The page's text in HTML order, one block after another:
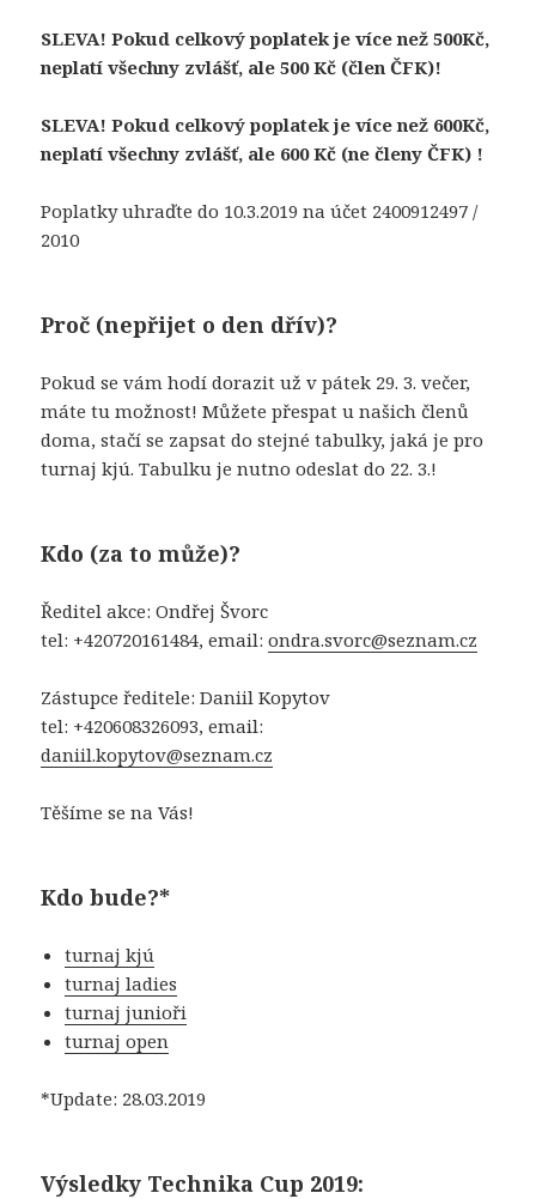
SLEVA! Pokud celkový poplatek je více než 500Kč,
neplatí všechny zvlášť, ale 500 Kč (člen ČFK)!
SLEVA! Pokud celkový poplatek je více než 600Kč,
neplatí všechny zvlášť, ale 600 Kč (ne členy ČFK) !
Poplatky uhraďte do 10.3.2019 na účet 2400912497 /
2010
Proč (nepřijet o den dřív)?
Pokud se vám hodí dorazit už v pátek 29. 3. večer,
máte tu možnost! Můžete přespat u našich členů
doma, stačí se zapsat do stejné tabulky, jaká je pro
turnaj kjú. Tabulku je nutno odeslat do 22. 3.!
Kdo (za to může)?
Ředitel akce: Ondřej Švorc
tel: +420720161484, email:ondra.svorc@seznam.cz
Zástupce ředitele: Daniil Kopytov
tel: +420608326093, email:
daniil.kopytov@seznam.cz
Těšíme se na Vás!
Kdo bude?*
turnaj kjú
turnaj ladies
turnaj junioři
turnaj open
*Update: 28.03.2019
Výsledky Technika Cup 2019: